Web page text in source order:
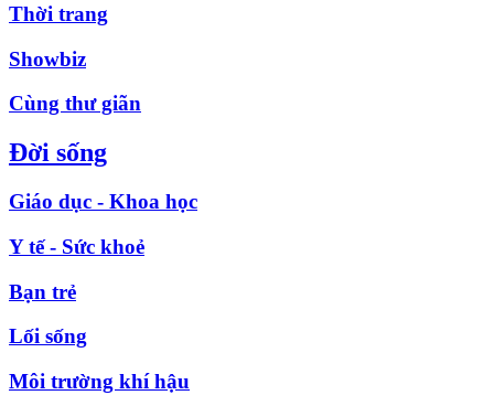
Thời trang
Showbiz
Cùng thư giãn
Đời sống
Giáo dục - Khoa học
Y tế - Sức khoẻ
Bạn trẻ
Lối sống
Môi trường khí hậu